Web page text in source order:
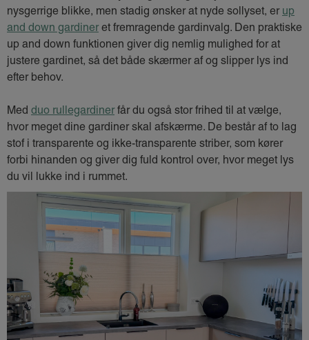
nysgerrige blikke, men stadig ønsker at nyde sollyset, er up
and down gardineret fremragende gardinvalg. Den praktiske
up and down funktionen giver dig nemlig mulighed for at
justere gardinet, så det både skærmer af og slipper lys ind
efter behov.
Med duo rullegardinerfår du også stor frihed til at vælge,
hvor meget dine gardiner skal afskærme. De består af to lag
stof i transparente og ikke-transparente striber, som kører
forbi hinanden og giver dig fuld kontrol over, hvor meget lys
du vil lukke ind i rummet.